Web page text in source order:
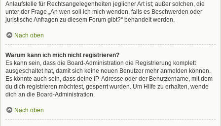
Anlaufstelle für Rechtsangelegenheiten jeglicher Art ist; außer solchen, die
unter der Frage „An wen soll ich mich wenden, falls es Beschwerden oder
juristische Anfragen zu diesem Forum gibt?“ behandelt werden.
Nach oben
Warum kann ich mich nicht registrieren?
Es kann sein, dass die Board-Administration die Registrierung komplett
ausgeschaltet hat, damit sich keine neuen Benutzer mehr anmelden können.
Es könnte auch sein, dass deine IP-Adresse oder der Benutzername, mit dem
du dich registrieren möchtest, gesperrt wurden. Um Hilfe zu erhalten, wende
dich an die Board-Administration.
Nach oben